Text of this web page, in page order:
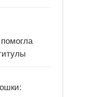
помогла